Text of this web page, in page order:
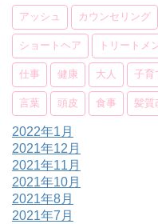
アッシュ カウンセリング
ショートヘア トリートメ
仕事 健康 大人 子育
言葉 頭皮 食事 髪質
2022年1月
2021年12月
2021年11月
2021年10月
2021年8月
2021年7月